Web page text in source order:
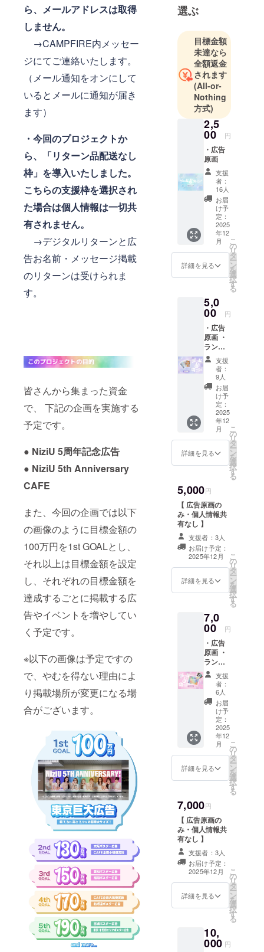
ら、メールアドレスは取得
しません。
→CAMPFIRE内メッセー
ジにてご連絡いたします。
（メール通知をオンにして
いるとメールに通知が届き
ます）
・今回のプロジェクトか
ら、「リターン品配送なし
枠」を導入いたしました。
こちらの支援枠を選択され
た場合は個人情報は一切共
有されません。
→デジタルリターンと広
告お名前・メッセージ掲載
のリターンは受けられま
す。
皆さんから集まった資金
で、 下記の企画を実施する
予定です。
● NiziU 5周年記念広告
● NiziU 5th Anniversary
CAFE
また、今回の企画では以下
の画像のように目標金額の
100万円を1st GOALとし、
それ以上は目標金額を設定
し、それぞれの目標金額を
達成するごとに掲載する広
告やイベントを増やしてい
く予定です。
※以下の画像は予定ですの
で、やむを得ない理由によ
り掲載場所が変更になる場
合がございます。
選ぶ
目標金額
未達なら
全額返金
されます
(All-or-
Nothing
方式)
2,5
00 円
・広告
原画
支援
者：
16人
お届
け予
定：
2025
年12
月
詳細を見る
こ
の
リ
タ
ー
ン
を
選
択
す
る
5,0
00 円
・広告
原画 ︎︎・
ランダ
ムス
テッ
カー×4
支援
者：
9人
お届
け予
定：
2025
年12
月
詳細を見る
こ
の
リ
タ
ー
ン
を
選
択
す
る
5,000円
【 広告原画の
み・個人情報共
有なし 】
支援者：3人
お届け予定：
2025年12月
詳細を見る
こ
の
リ
タ
ー
ン
を
選
択
す
る
7,0
00 円
・広告
原画 ・
ランダ
ムス
テッ
カー×4
・カレ
ンダー
支援
者：
6人
お届
け予
定：
2025
年12
月
詳細を見る
こ
の
リ
タ
ー
ン
を
選
択
す
る
7,000円
【 広告原画の
み・個人情報共
有なし 】
支援者：3人
お届け予定：
2025年12月
詳細を見る
こ
の
リ
タ
ー
ン
を
選
択
す
る
10,
000 円